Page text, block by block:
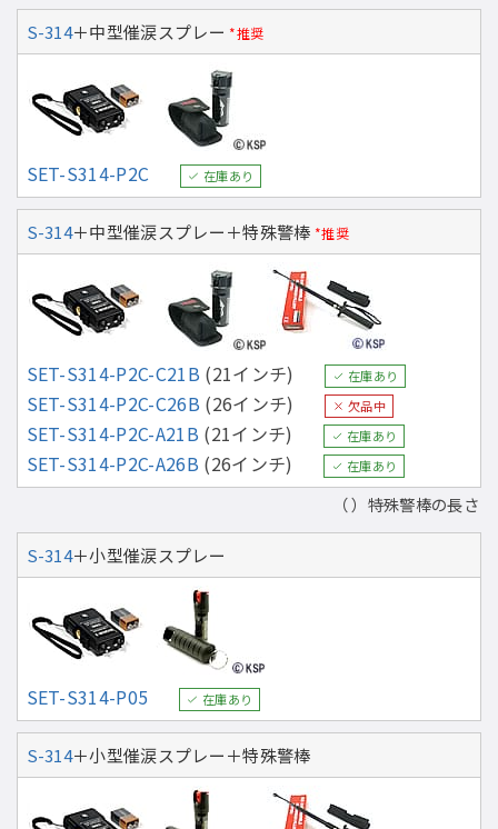
S-314＋中型催涙スプレー *推奨
SET-S314-P2C 在庫あり
S-314＋中型催涙スプレー＋特殊警棒 *推奨
SET-S314-P2C-C21B (21インチ) 在庫あり
SET-S314-P2C-C26B (26インチ) 欠品中
SET-S314-P2C-A21B (21インチ) 在庫あり
SET-S314-P2C-A26B (26インチ) 在庫あり
（ ）特殊警棒の長さ
S-314＋小型催涙スプレー
SET-S314-P05 在庫あり
S-314＋小型催涙スプレー＋特殊警棒